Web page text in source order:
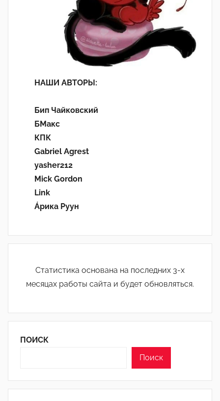
НАШИ АВТОРЫ:
Бип Чайковский
БМакс
КПК
Gabriel Agrest
yasher212
Mick Gordon
Link
Áрика Руун
Статистика основана на последних 3-х
месяцах работы сайта и будет обновляться.
ПОИСК
Поиск